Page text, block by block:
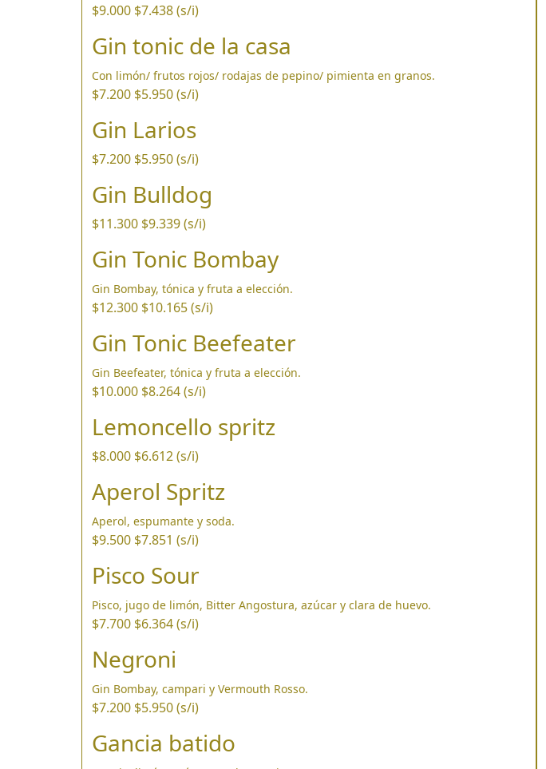
$9.000 $7.438 (s/i)
Gin tonic de la casa
Con limón/ frutos rojos/ rodajas de pepino/ pimienta en granos.
$7.200 $5.950 (s/i)
Gin Larios
$7.200 $5.950 (s/i)
Gin Bulldog
$11.300 $9.339 (s/i)
Gin Tonic Bombay
Gin Bombay, tónica y fruta a elección.
$12.300 $10.165 (s/i)
Gin Tonic Beefeater
Gin Beefeater, tónica y fruta a elección.
$10.000 $8.264 (s/i)
Lemoncello spritz
$8.000 $6.612 (s/i)
Aperol Spritz
Aperol, espumante y soda.
$9.500 $7.851 (s/i)
Pisco Sour
Pisco, jugo de limón, Bitter Angostura, azúcar y clara de huevo.
$7.700 $6.364 (s/i)
Negroni
Gin Bombay, campari y Vermouth Rosso.
$7.200 $5.950 (s/i)
Gancia batido